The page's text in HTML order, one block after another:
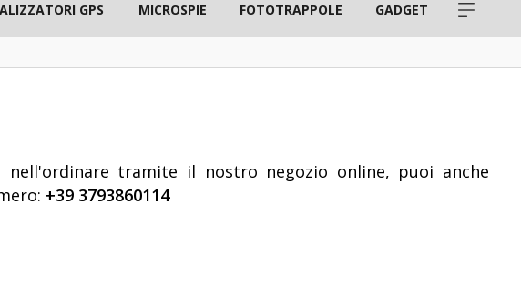
GPS MICROSPIE FOTOTRAPPOLE GADGET
tramite il nostro negozio online, puoi anche
+39 3793860114